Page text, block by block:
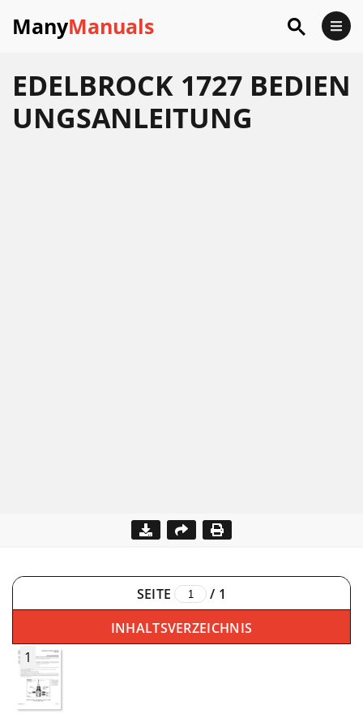
ManyManuals
EDELBROCK 1727 BEDIEN
UNGSANLEITUNG
SEITE / 1
INHALTSVERZEICHNIS
1